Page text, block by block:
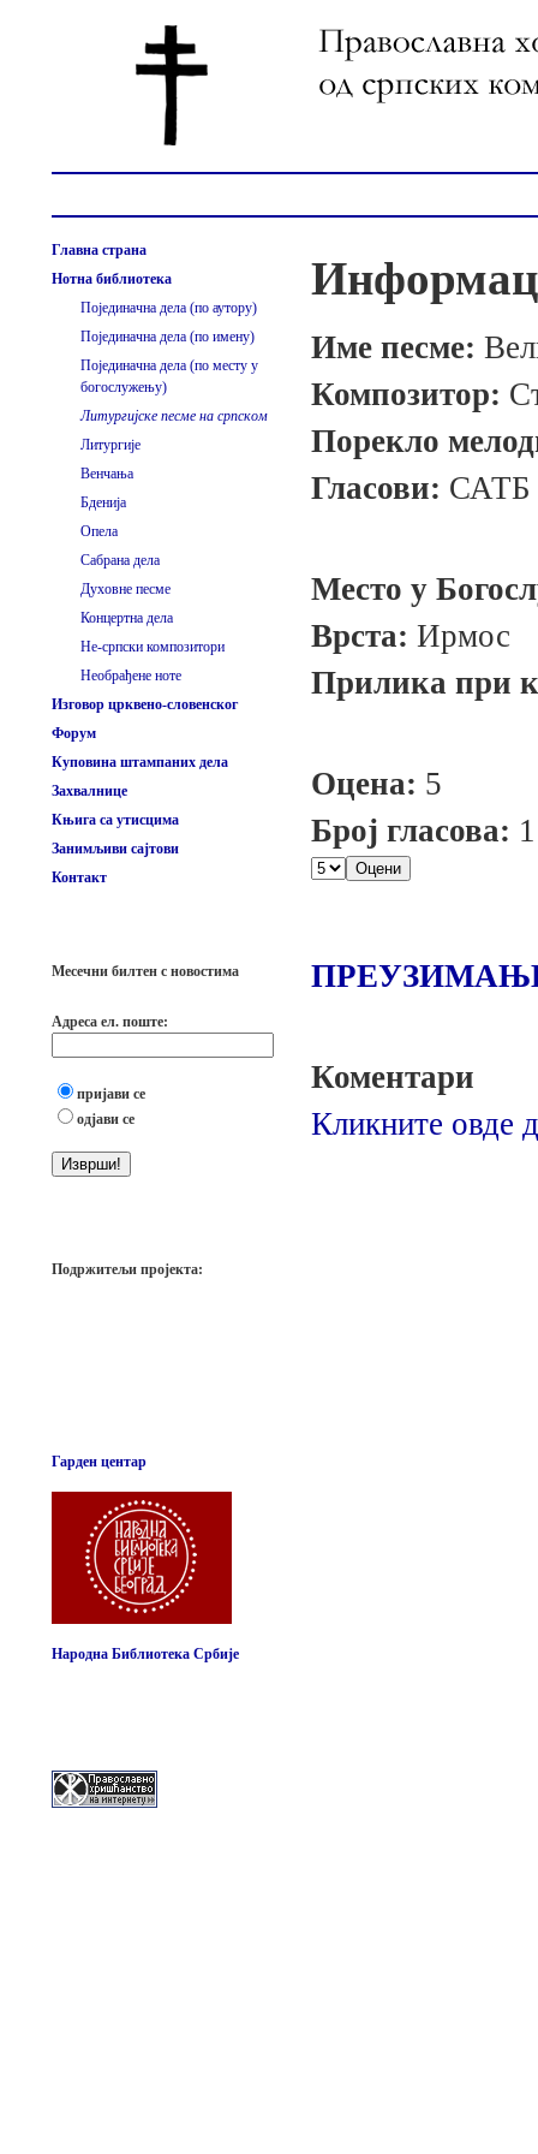
Главна страна
Нотна библиотека
Појединачна дела (по аутору)
Појединачна дела (по имену)
Појединачна дела (по месту у
богослужењу)
Литургијске песме на српском
Литургије
Венчања
Бденија
Опела
Сабрана дела
Духовне песме
Концертна дела
Не-српски композитори
Необрађене ноте
Изговор црквено-словенског
Форум
Куповина штампаних дела
Захвалнице
Књига са утисцима
Занимљиви сајтови
Контакт
Месечни билтен с новостима
Адреса ел. поште:
пријави се
одјави се
Подржитељи пројекта:
Гарден центар
Народна Библиотека Србије
Име песме:
Композитор:
Порекло
Гласови: САТБ
Место у
Врста: Ирмос
Прилика при
Оцена: 5
Број гласова: 1
Коментари
Кликните овде